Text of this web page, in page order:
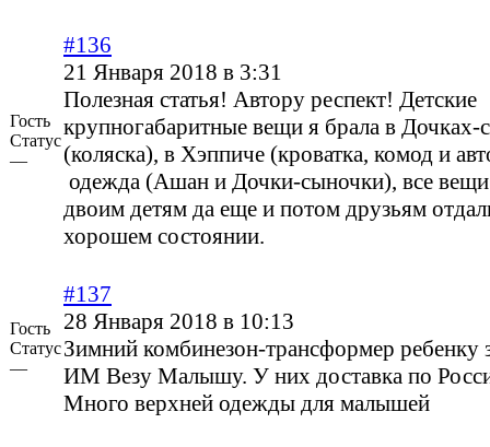
Гость
Статус
—
#136
21 Января 2018 в 3:31
Полезная статья! Автору респект! Детские
крупногабаритные вещи я брала в Дочках-
(коляска), в Хэппиче (кроватка, комод и
одежда (Ашан и Дочки-сыночки), все
двоим детям да еще и потом друзьям
хорошем состоянии.
Гость
Статус
—
#137
28 Января 2018 в 10:13
Зимний комбинезон-трансформер ребенку
ИМ Везу Малышу. У них доставка по
Много верхней одежды для малышей